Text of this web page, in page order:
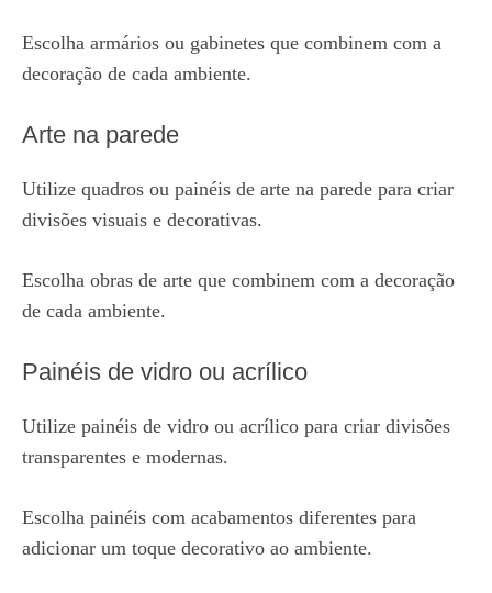
Escolha armários ou gabinetes que combinem com a
decoração de cada ambiente.
Arte na parede
Utilize quadros ou painéis de arte na parede para criar
divisões visuais e decorativas.
Escolha obras de arte que combinem com a decoração
de cada ambiente.
Painéis de vidro ou acrílico
Utilize painéis de vidro ou acrílico para criar divisões
transparentes e modernas.
Escolha painéis com acabamentos diferentes para
adicionar um toque decorativo ao ambiente.